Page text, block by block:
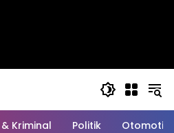
Kriminal Politik Otomotif